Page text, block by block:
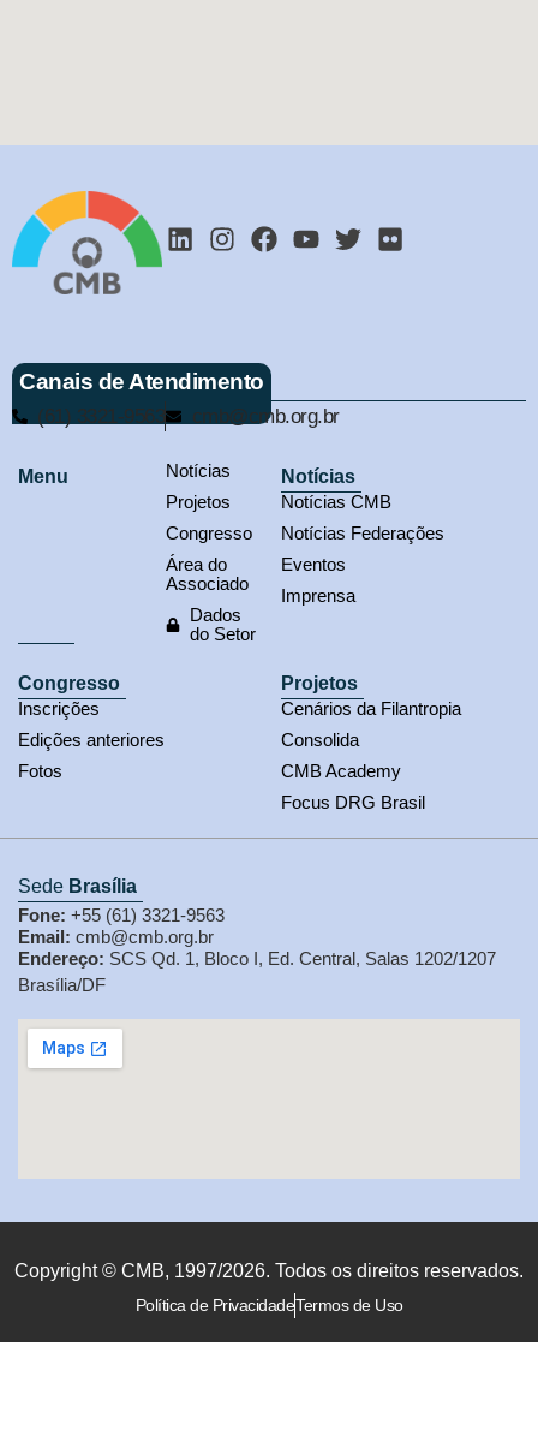
Canais de Atendimento
(61) 3321-9563 cmb@cmb.org.br
Menu
Notícias
Projetos
Congresso
Área do
Associado
Dados
do Setor
Notícias
Notícias CMB
Notícias Federações
Eventos
Imprensa
Congresso
Inscrições
Edições anteriores
Fotos
Projetos
Cenários da Filantropia
Consolida
CMB Academy
Focus DRG Brasil
Sede Brasília
Fone: +55 (61) 3321-9563
Email: cmb@cmb.org.br
Endereço: SCS Qd. 1, Bloco I, Ed. Central, Salas 1202/1207
Brasília/DF
Copyright © CMB, 1997/2026. Todos os direitos reservados.
Política de PrivacidadeTermos de Uso